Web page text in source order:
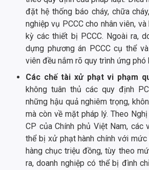
đặt hệ thống báo cháy, chữa
nghiệp vụ PCCC cho nhân viên,
kỳ các thiết bị PCCC. Ngoài ra,
dựng phương án PCCC cụ thể
viên đều nắm rõ quy trình ứng phó
Các chế tài xử phạt vi phạm
không tuân thủ các quy định
những hậu quả nghiêm trọng,
mà còn về mặt pháp lý. Theo
CP của Chính phủ Việt Nam, các
thể bị xử phạt hành chính với
hàng chục triệu đồng, tùy theo
ra, doanh nghiệp có thể bị đình